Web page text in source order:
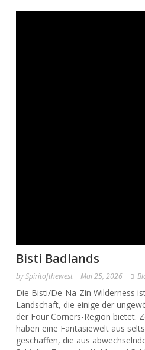
Bisti Badlands
bySpiritofthewest Mai 25, 2026
Die Bisti/De-Na-Zin Wilderness
Landschaft, die einige der
der Four Corners-Region bietet.
haben eine Fantasiewelt aus
geschaffen, die aus